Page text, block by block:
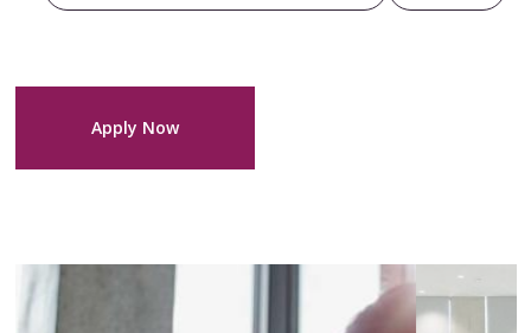
Apply Now